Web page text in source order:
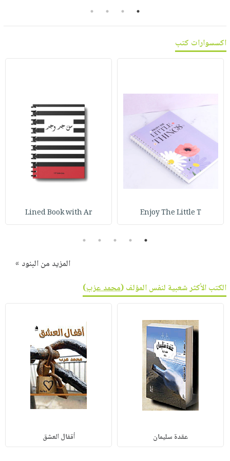
مناسبات
أسئلة
يتكرر
طرحها
كتابك
تواصل
معنا
التسوق
نشرة
1
2
3
4
اكسسوارات كتب
Enjoy The Little T
Lined Book with Ar
1
2
3
4
5
المزيد من البنود »
الكتب الأكثر شعبية لنفس المؤلف (محمد عزب)
عقدة سليمان أقفال العشق